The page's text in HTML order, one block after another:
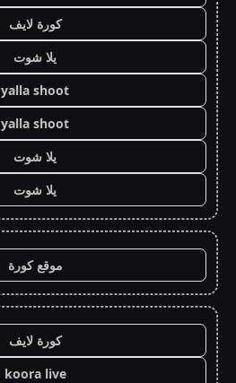
كورة لايف
يلا شوت
yalla shoot
yalla shoot
يلا شوت
يلا شوت
موقع كورة
كورة لايف
koora live